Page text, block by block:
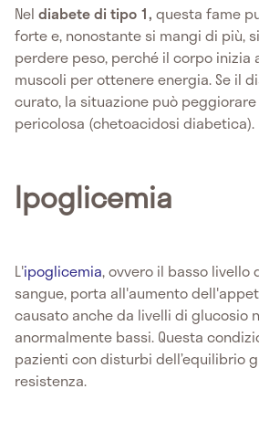
Nel diabete di tipo 1, questa fame
forte e, nonostante si mangi di più,
perdere peso, perché il corpo inizia
muscoli per ottenere energia. Se il
curato, la situazione può
pericolosa (chetoacidosi diabetica).
Ipoglicemia
L'ipoglicemia, ovvero il basso livello
sangue, porta all'aumento
causato anche da livelli di glucosio
anormalmente bassi. Questa
pazienti con disturbi dell’equilibrio
resistenza.